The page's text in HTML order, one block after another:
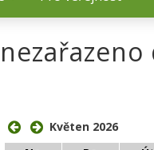
Květen 2026